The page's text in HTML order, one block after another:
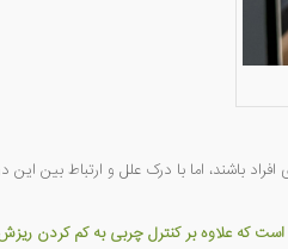
باشند، اما با درک علل و ارتباط بین
است که علاوه بر کنترل چربی به کم